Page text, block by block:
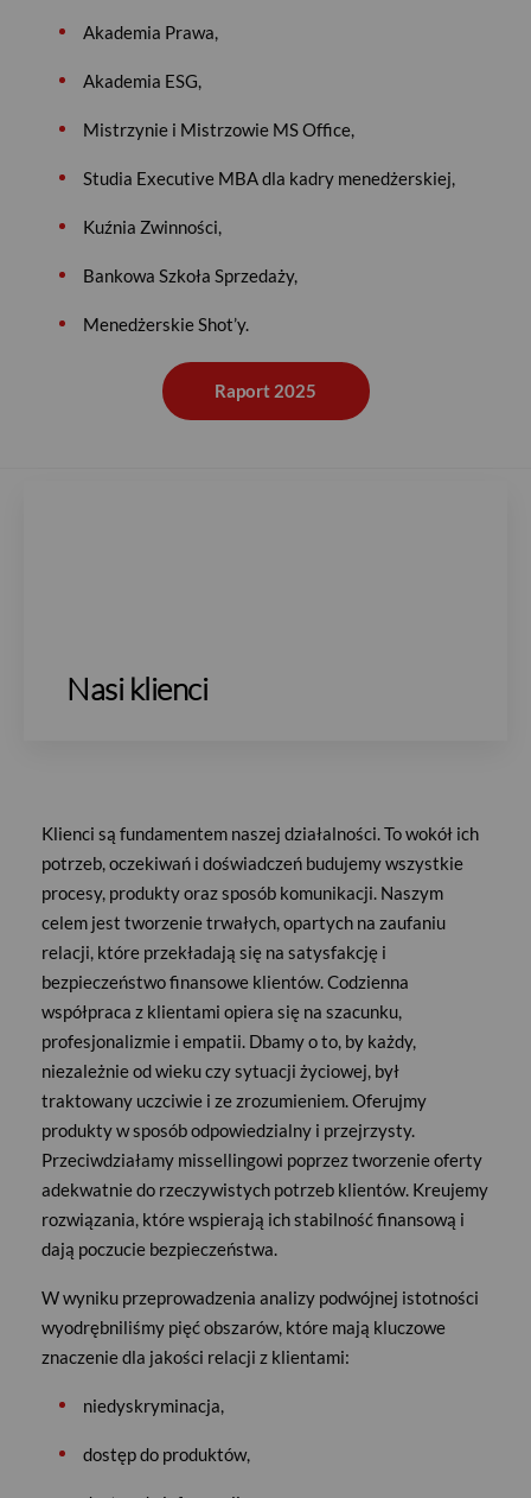
Programy Razem w dobrostanie i
Zauważ. Zareaguj. Wesprzyj.
Mental Health Navigator
Cykl działań i warsztatów na rzecz
psychoedukacji i profilaktyki w obszarze
zdrowia psychicznego oraz odporności
psychicznej. Celem inicjatyw jest
wzmacnianie dobrostanu i efektywności
pracowników oraz zdrowego ich
Akademia Prawa,
Akademia ESG,
Mistrzynie i Mistrzowie MS Office,
Studia Executive MBA dla kadry menedżerskiej,
Kuźnia Zwinności,
Bankowa Szkoła Sprzedaży,
Menedżerskie Shot’y.
Raport 2025
Nasi klienci
Klienci są fundamentem naszej działalności. To wokół ich
potrzeb, oczekiwań i doświadczeń budujemy wszystkie
procesy, produkty oraz sposób komunikacji. Naszym
celem jest tworzenie trwałych, opartych na zaufaniu
relacji, które przekładają się na satysfakcję i
bezpieczeństwo finansowe klientów. Codzienna
współpraca z klientami opiera się na szacunku,
profesjonalizmie i empatii. Dbamy o to, by każdy,
niezależnie od wieku czy sytuacji życiowej, był
traktowany uczciwie i ze zrozumieniem. Oferujmy
produkty w sposób odpowiedzialny i przejrzysty.
Przeciwdziałamy missellingowi poprzez tworzenie oferty
adekwatnie do rzeczywistych potrzeb klientów. Kreujemy
rozwiązania, które wspierają ich stabilność finansową i
dają poczucie bezpieczeństwa.
W wyniku przeprowadzenia analizy podwójnej istotności
wyodrębniliśmy pięć obszarów, które mają kluczowe
znaczenie dla jakości relacji z klientami:
niedyskryminacja,
dostęp do produktów,